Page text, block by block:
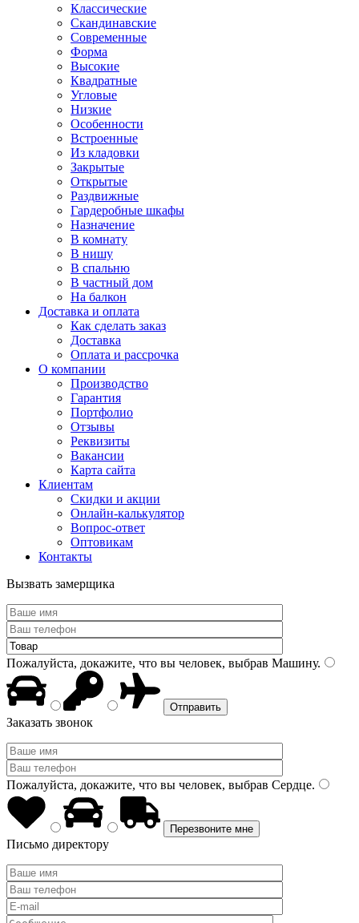
Классические
Скандинавские
Современные
Форма
Высокие
Квадратные
Угловые
Низкие
Особенности
Встроенные
Из кладовки
Закрытые
Открытые
Раздвижные
Гардеробные шкафы
Назначение
В комнату
В нишу
В спальню
В частный дом
На балкон
Доставка и оплата
Как сделать заказ
Доставка
Оплата и рассрочка
О компании
Производство
Гарантия
Портфолио
Отзывы
Реквизиты
Вакансии
Карта сайта
Клиентам
Скидки и акции
Онлайн-калькулятор
Вопрос-ответ
Оптовикам
Контакты
Вызвать замерщика
Пожалуйста, докажите, что вы человек, выбрав Машину.
Заказать звонок
Пожалуйста, докажите, что вы человек, выбрав Сердце.
Письмо директору